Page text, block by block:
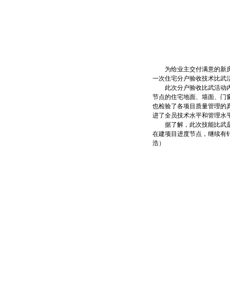
为给业主交付满意的新房
一次住宅分户验收技术比武
此次分户验收比武活动内
节点的住宅地面、墙面、门
也检验了各项目质量管理的
进了全员技术水平和管理水
据了解，此次技能比武是
在建项目进度节点，继续有
浩）